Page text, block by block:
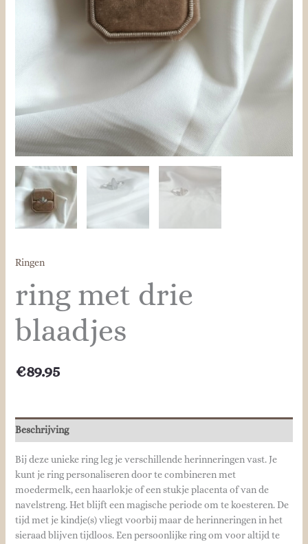
Ringen
ring met drie
blaadjes
€89.95
Beschrijving
Bij deze unieke ring leg je verschillende herinneringen vast. Je
kunt je ring personaliseren door te combineren met
moedermelk, een haarlokje of een stukje placenta of van de
navelstreng. Het blijft een magische periode om te koesteren. De
tijd met je kindje(s) vliegt voorbij maar de herinneringen in het
sieraad blijven tijdloos. Een persoonlijke ring om voor altijd te